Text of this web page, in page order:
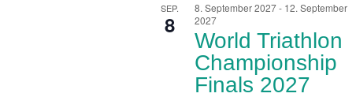
SEP.
8
8. September 2027- 12. September
2027
World Triathlon
Championship
Finals 2027